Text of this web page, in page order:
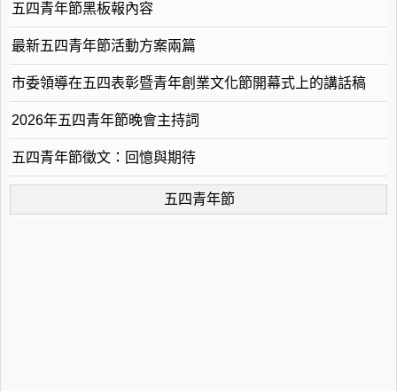
五四青年節黑板報內容
最新五四青年節活動方案兩篇
市委領導在五四表彰暨青年創業文化節開幕式上的講話稿
2026年五四青年節晚會主持詞
五四青年節徵文：回憶與期待
五四青年節